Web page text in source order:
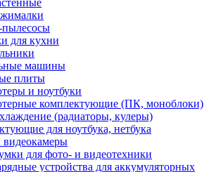
для кухни
машины
плиты
и ноутбуки
комплектующие (ПК, моноблоки)
(радиаторы, кулеры)
для ноутбука, нетбука
для фото- и видеотехники
устройства для аккумуляторных